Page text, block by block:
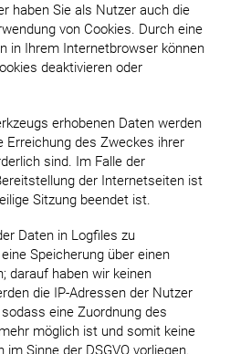
haben Sie als Nutzer auch die
von Cookies. Durch eine
in Ihrem Internetbrowser können
deaktivieren oder
erhobenen Daten werden
Erreichung des Zweckes ihrer
sind. Im Falle der
der Internetseiten ist
Sitzung beendet ist.
Daten in Logfiles zu
Speicherung über einen
darauf haben wir keinen
die IP-Adressen der Nutzer
eine Zuordnung des
möglich ist und somit keine